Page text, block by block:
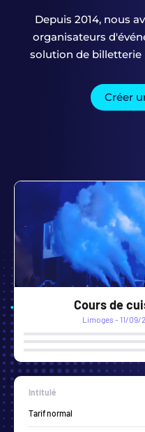
Depuis 2014, nous
organisateurs
solution de
Créer
Foxes vs
Chambéry - 22/09/
Intitulé
Tribune Or